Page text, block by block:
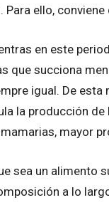
Para ello,
en este
que succiona
igual. De esta
la producción
mayor
sea un alimento
a lo